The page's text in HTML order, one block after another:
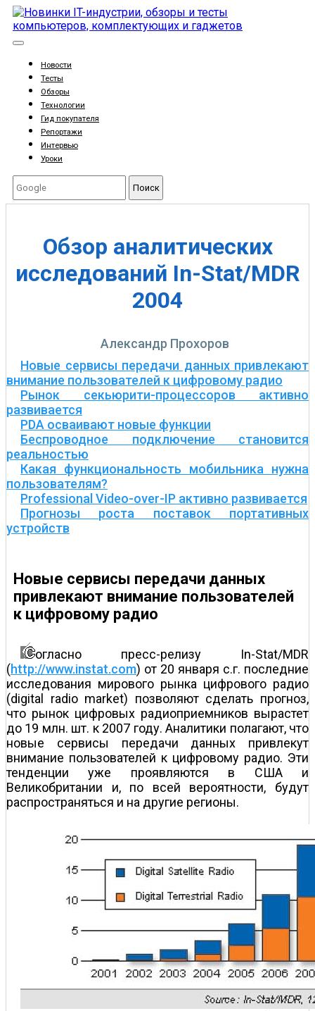
Новости
Тесты
Обзоры
Технологии
Гид покупателя
Репортажи
Интервью
Уроки
Поиск
Обзор аналитических
исследований In-Stat/MDR
2004
Александр Прохоров
Новые сервисы передачи данных привлекают
внимание пользователей к цифровому радио
Рынок секьюрити-процессоров активно
развивается
PDA осваивают новые функции
Беспроводное подключение становится
реальностью
Какая функциональность мобильника нужна
пользователям?
Professional Video-over-IP активно развивается
Прогнозы роста поставок портативных
устройств
Новые сервисы передачи данных
привлекают внимание пользователей
к цифровому радио
огласно пресс-релизу In-Stat/MDR
(http://www.instat.com) от 20 января с.г. последние
исследования мирового рынка цифрового радио
(digital radio market) позволяют сделать прогноз,
что рынок цифровых радиоприемников вырастет
до 19 млн. шт. к 2007 году. Аналитики полагают, что
новые сервисы передачи данных привлекут
внимание пользователей к цифровому радио. Эти
тенденции уже проявляются в США и
Великобритании и, по всей вероятности, будут
распространяться и на другие регионы.